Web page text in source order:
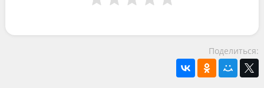
Поделиться: